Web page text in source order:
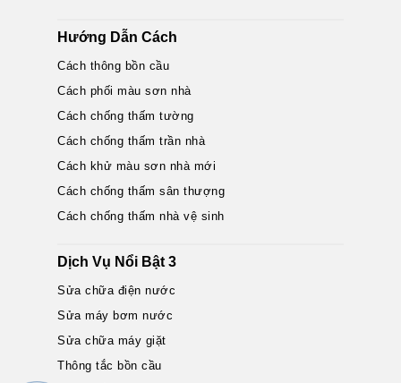
Hướng Dẫn Cách
Cách thông bồn cầu
Cách phối màu sơn nhà
Cách chống thấm tường
Cách chống thấm trần nhà
Cách khử màu sơn nhà mới
Cách chống thấm sân thượng
Cách chống thấm nhà vệ sinh
Dịch Vụ Nổi Bật 3
Sửa chữa điện nước
Sửa máy bơm nước
Sửa chữa máy giặt
Thông tắc bồn cầu